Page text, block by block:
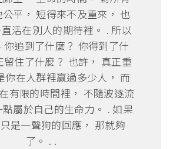
平， 短得來不及重來， 也
活在別人的期待裡。 . 所以
你追到了什麼？ 你得到了什
留住了什麼？ 也許， 真正重
你在人群裡贏過多少人， 而
有限的時間裡， 不隨波逐流
屬於自己的生命力。 . 如果
是一聲狗的回應， 那就夠
了。 . .